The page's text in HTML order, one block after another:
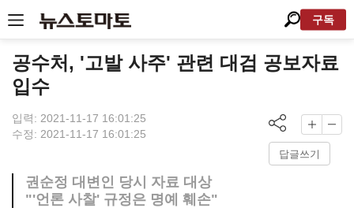
구독
공수처, '고발 사주' 관련 대검 공보자료
입수
입력: 2021-11-17 16:01:25
수정: 2021-11-17 16:01:25
답글쓰기
권순정 대변인 당시 자료 대상
"'언론 사찰' 규정은 명예 훼손"